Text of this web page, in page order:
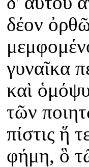
δέον
γυναῖκα
καὶ
τῶν
πίστις ἥ
φήμη, ὃ